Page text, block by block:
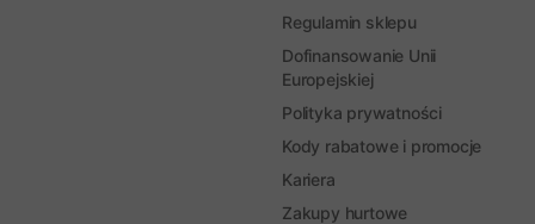
Regulamin sklepu
Dofinansowanie Unii
Europejskiej
Polityka prywatności
Kody rabatowe i promocje
Kariera
Zakupy hurtowe